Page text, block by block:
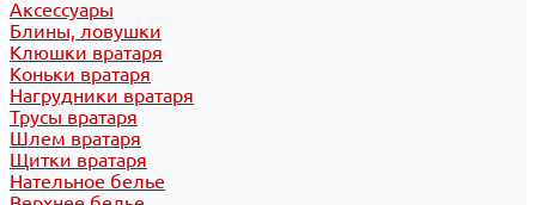
Аксессуары
Блины, ловушки
Клюшки вратаря
Коньки вратаря
Нагрудники вратаря
Трусы вратаря
Шлем вратаря
Щитки вратаря
Нательное белье